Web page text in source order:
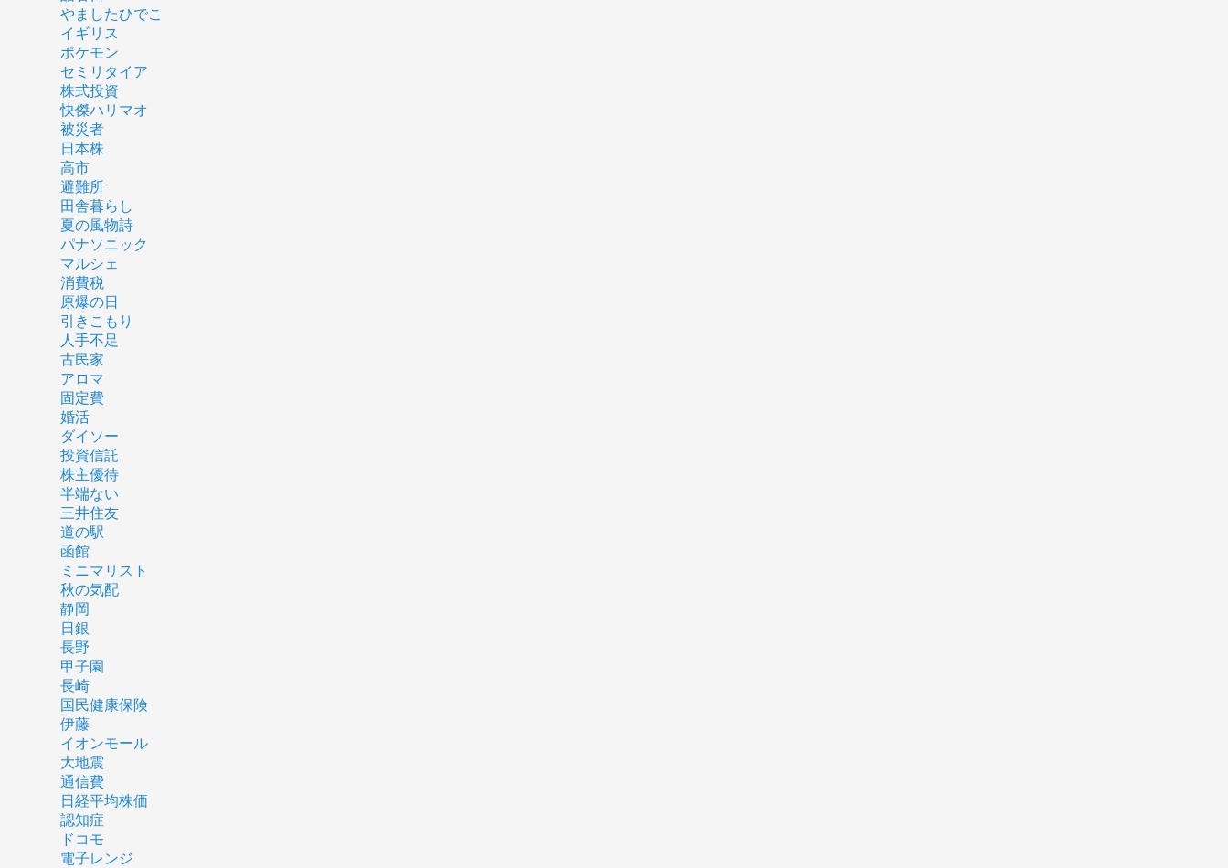
やましたひでこ
イギリス
ポケモン
セミリタイア
株式投資
快傑ハリマオ
被災者
日本株
高市
避難所
田舎暮らし
夏の風物詩
パナソニック
マルシェ
消費税
原爆の日
引きこもり
人手不足
古民家
アロマ
固定費
婚活
ダイソー
投資信託
株主優待
半端ない
三井住友
道の駅
函館
ミニマリスト
秋の気配
静岡
日銀
長野
甲子園
長崎
国民健康保険
伊藤
イオンモール
大地震
通信費
日経平均株価
認知症
ドコモ
電子レンジ